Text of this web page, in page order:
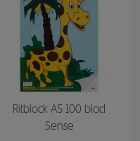
Ritblock A5 100 blad
Sense